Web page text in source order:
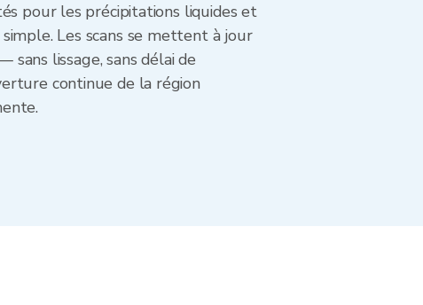
pour les précipitations liquides et
Les scans se mettent à jour
lissage, sans délai de
continue de la région